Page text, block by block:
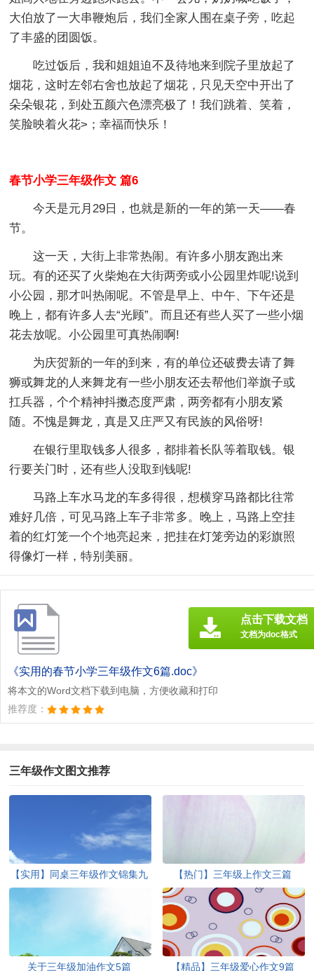
大伯放了一大串鞭炮后，我们全家人围在桌子旁，吃起
了丰盛的团圆饭。
吃过饭后，我和姐姐迫不及待地来到院子里放起了
烟花，这时左邻右舍也放起了烟花，只见天空中开出了
朵朵银花，到处五颜六色漂亮极了！我们跳着、笑着，
笑脸映着火花>；幸福而快乐！
春节小学三年级作文 篇6
今天是元月29日，也就是新的一年的第一天——春
节。
这一天，大街上非常热闹。有许多小朋友跑出来
玩。有的还买了火柴炮在大街两旁或小公园里炸呢!说到
小公园，那才叫热闹呢。不管是早上、中午、下午还是
晚上，都有许多人去“光顾”。而且还有些人买了一些小烟
花去放呢。小公园里可真热闹啊!
为庆贺新的一年的到来，有的单位还破费去请了舞
狮或舞龙的人来舞龙有一些小朋友还去帮他们举旗子或
扛兵器，个个精神抖擞态度严肃，两旁都有小朋友紧
随。不愧是舞龙，真是又庄严又有民族的风俗呀!
在银行里取钱多人很多，都排着长队等着取钱。银
行要关门时，还有些人没取到钱呢!
马路上车水马龙的车多得很，想横穿马路都比往常
难好几倍，可见马路上车子非常多。晚上，马路上空挂
着的红灯笼一个个地亮起来，把挂在灯笼旁边的彩旗照
得像灯一样，特别美丽。
《实用的春节小学三年级作文6篇.doc》
将本文的Word文档下载到电脑，方便收藏和打印
推荐度：
点击下载文档
文档为doc格式
三年级作文图文推荐
【实用】同桌三年级作文锦集九
【热门】三年级上作文三篇
关于三年级加油作文5篇 【精品】三年级爱心作文9篇